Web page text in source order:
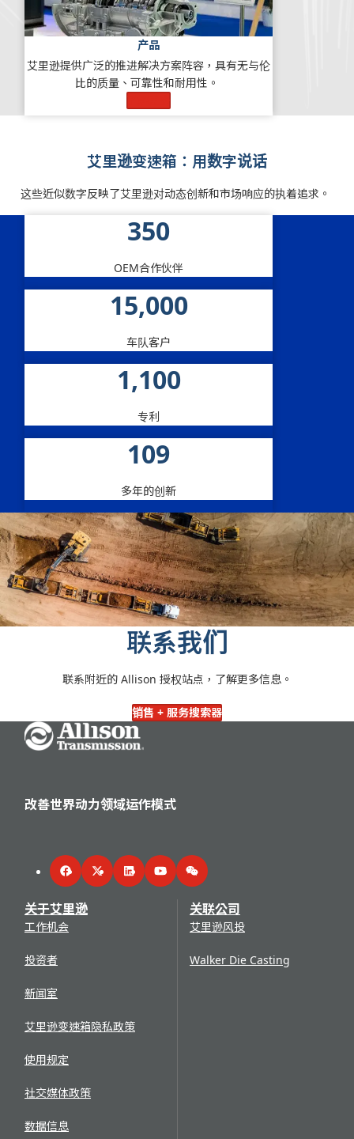
产品
艾里逊提供广泛的推进解决方案阵容，具有无与伦
比的质量、可靠性和耐用性。
艾里逊变速箱：用数字说话
这些近似数字反映了艾里逊对动态创新和市场响应的执着追求。
350
OEM合作伙伴
15,000
车队客户
1,100
专利
109
多年的创新
联系我们
联系附近的 Allison 授权站点，了解更多信息。
销售 + 服务搜索器
Go Home
改善世界动力领域运作模式
FacebookTwitterLinkedInYouTubeWeChat
关于艾里逊
工作机会
投资者
新闻室
艾里逊变速箱隐私政策
使用规定
社交媒体政策
数据信息
关联公司
艾里逊风投
Walker Die Casting